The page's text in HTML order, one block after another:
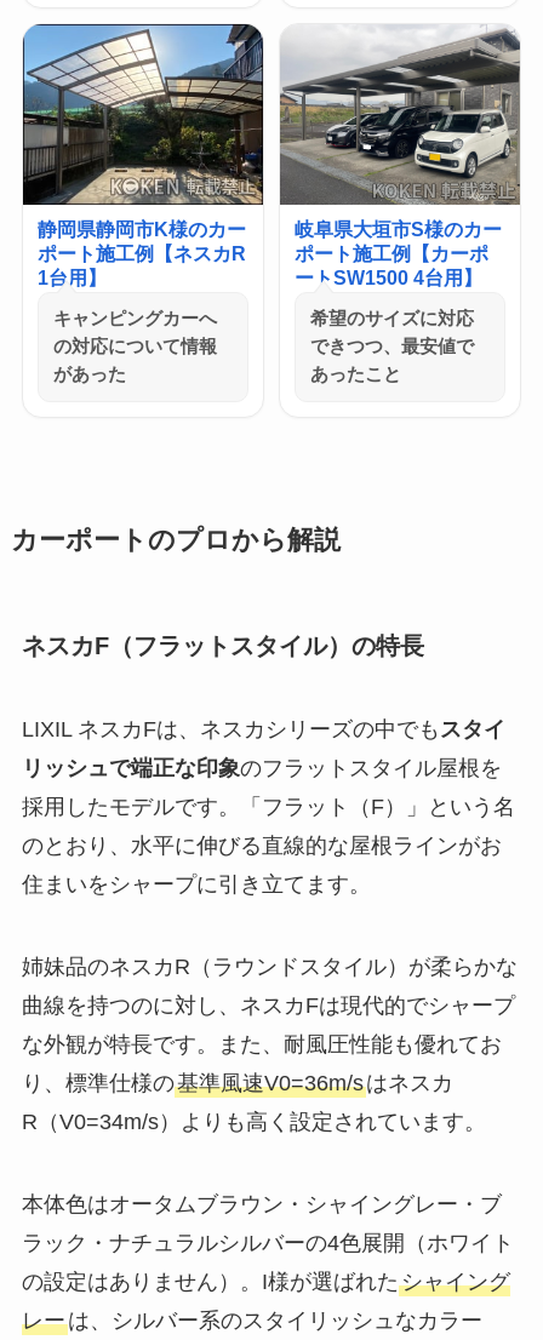
静岡県静岡市K様のカー
ポート施工例【ネスカR
1台用】
キャンピングカーへ
の対応について情報
があった
岐阜県大垣市S様のカー
ポート施工例【カーポ
ートSW1500 4台用】
希望のサイズに対応
できつつ、最安値で
あったこと
カーポートのプロから解説
ネスカF（フラットスタイル）の特長
LIXIL ネスカFは、ネスカシリーズの中でも スタイ
リッシュで端正な印象のフラットスタイル屋根を
採用したモデルです。「フラット（F）」という名
のとおり、水平に伸びる直線的な屋根ラインがお
住まいをシャープに引き立てます。
姉妹品のネスカR（ラウンドスタイル）が柔らかな
曲線を持つのに対し、ネスカFは現代的でシャープ
な外観が特長です。また、耐風圧性能も優れてお
り、標準仕様の基準風速V0=36m/sはネスカ
R（V0=34m/s）よりも高く設定されています。
本体色はオータムブラウン・シャイングレー・ブ
ラック・ナチュラルシルバーの4色展開（ホワイト
の設定はありません）。I様が選ばれたシャイング
レーは、シルバー系のスタイリッシュなカラー